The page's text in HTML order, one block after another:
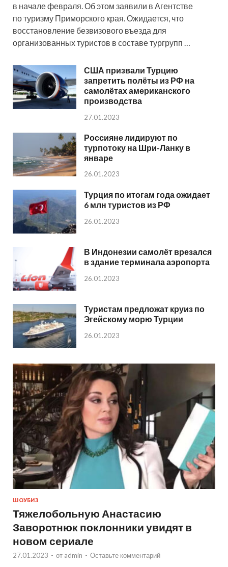
в начале февраля. Об этом заявили в Агентстве
по туризму Приморского края. Ожидается, что
восстановление безвизового въезда для
организованных туристов в составе тургрупп …
США призвали Турцию
запретить полёты из РФ на
самолётах американского
производства
27.01.2023
Россияне лидируют по
турпотоку на Шри-Ланку в
январе
26.01.2023
Турция по итогам года ожидает
6 млн туристов из РФ
26.01.2023
В Индонезии самолёт врезался
в здание терминала аэропорта
26.01.2023
Туристам предложат круиз по
Эгейскому морю Турции
26.01.2023
ШОУБИЗ
Тяжелобольную Анастасию
Заворотнюк поклонники увидят в
новом сериале
27.01.2023 - от admin - Оставьте комментарий